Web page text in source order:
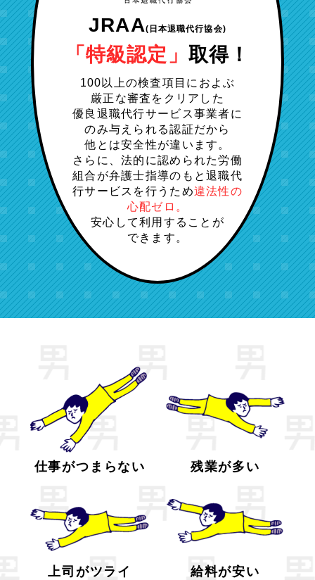
JRAA(日本退職代行協会)
「特級認定」 取得！
100以上の検査項目におよぶ
厳正な審査をクリアした
優良退職代行サービス事業者に
のみ与えられる認証だから
他とは安全性が違います。
さらに、法的に認められた労働
組合が弁護士指導のもと退職代
行サービスを行うため違法性の
心配ゼロ。
安心して利用することが
できます。
仕事がつまらない 残業が多い
上司がツライ 給料が安い